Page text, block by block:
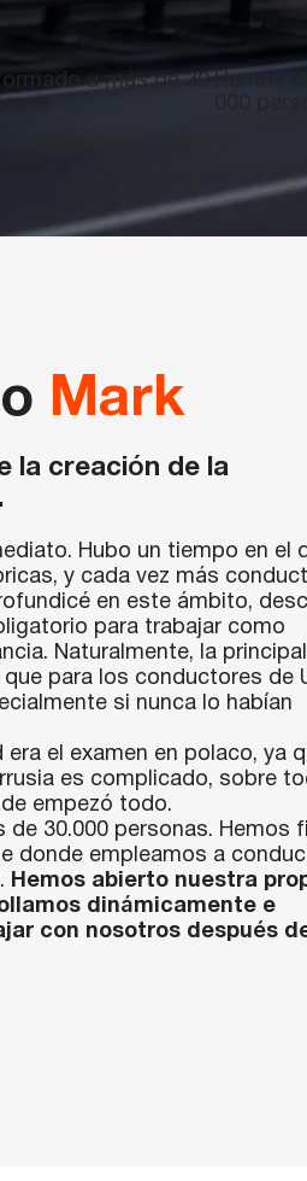
a más de 30 Hemos
000
Mark
la creación de la
Hubo un tiempo en el
y cada vez más
en este ámbito,
para trabajar como
Naturalmente, la principal
para los conductores de
si nunca lo habían
el examen en polaco, ya
es complicado, sobre
empezó todo.
30.000 personas. Hemos
donde empleamos a
Hemos abierto nuestra
dinámicamente e
con nosotros después